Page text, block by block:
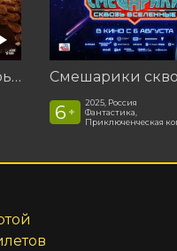
Последний богатырь. Колобок
6 +
2025, Россия
Фантастика,
Приключенческая